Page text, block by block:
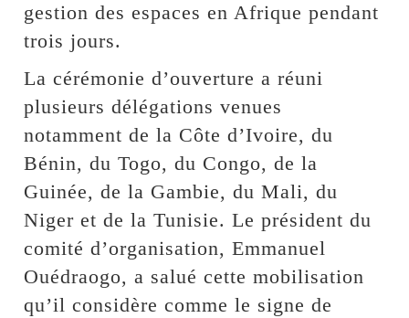
gestion des espaces en Afrique pendant
trois jours.
La cérémonie d’ouverture a réuni
plusieurs délégations venues
notamment de la Côte d’Ivoire, du
Bénin, du Togo, du Congo, de la
Guinée, de la Gambie, du Mali, du
Niger et de la Tunisie. Le président du
comité d’organisation, Emmanuel
Ouédraogo, a salué cette mobilisation
qu’il considère comme le signe de